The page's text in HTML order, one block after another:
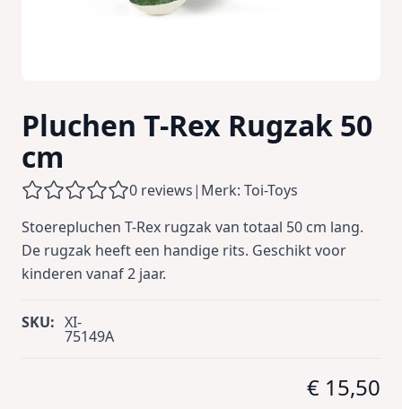
Pluchen T-Rex Rugzak 50
cm
0 reviews| Merk: Toi-Toys
Stoerepluchen T-Rex rugzak van totaal 50 cm lang.
De rugzak heeft een handige rits. Geschikt voor
kinderen vanaf 2 jaar.
SKU: XI-
75149A
€ 15,50